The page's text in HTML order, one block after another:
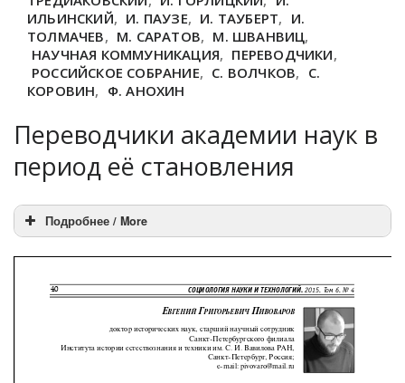
ИЛЬИНСКИЙ, И. ПАУЗЕ, И. ТАУБЕРТ, И.
ТОЛМАЧЕВ, М. САРАТОВ, М. ШВАНВИЦ,
НАУЧНАЯ КОММУНИКАЦИЯ, ПЕРЕВОДЧИКИ,
РОССИЙСКОЕ СОБРАНИЕ, С. ВОЛЧКОВ, С.
КОРОВИН, Ф. АНОХИН
Переводчики академии наук в
период её становления
Подробнее / More